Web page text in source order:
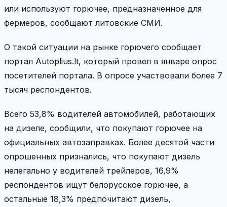
или используют горючее, предназначенное для
фермеров, сообщают литовские СМИ.
О такой ситуации на рынке горючего сообщает
портал Autoplius.lt, который провел в январе опрос
посетителей портала. В опросе участвовали более 7
тысяч респондентов.
Всего 53,8% водителей автомобилей, работающих
на дизеле, сообщили, что покупают горючее на
официальных автозаправках. Более десятой части
опрошенных признались, что покупают дизель
нелегально у водителей трейлеров, 16,9%
респондентов ищут белорусское горючее, а
остальные 18,3% предпочитают дизель,